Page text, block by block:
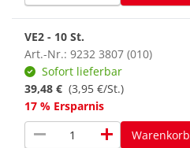
VE2 - 10 St.
Art.-Nr.: 9232 3807 (010)
Sofort lieferbar
39,48 € (3,95 €/St.)
17 % Ersparnis
remove add Warenkorb